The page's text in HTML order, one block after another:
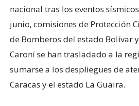
nacional tras los eventos
junio, comisiones de Protección
de Bomberos del estado Bolívar
Caroní se han trasladado a la
sumarse a los despliegues de
Caracas y el estado La Guaira.